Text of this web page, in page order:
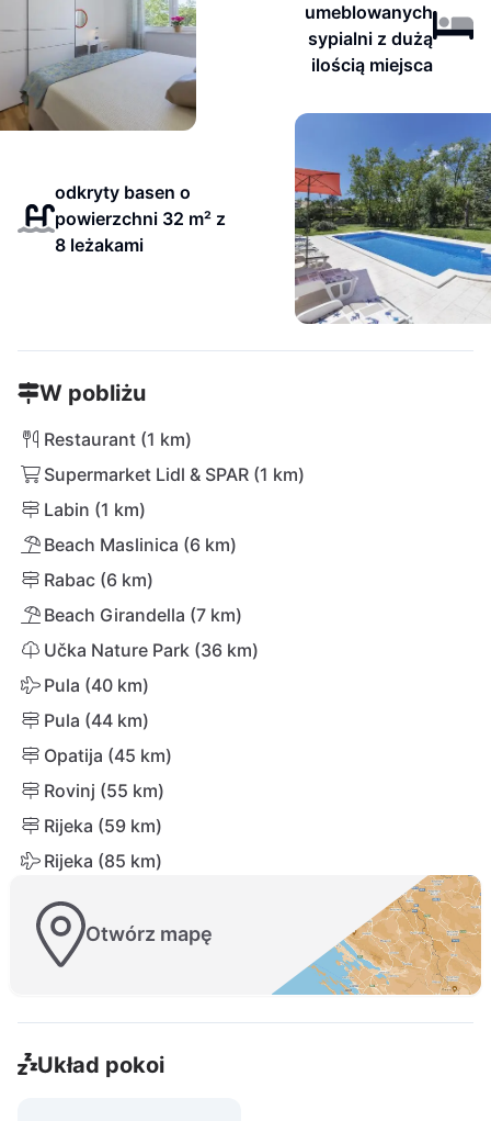
umeblowanych
sypialni z dużą
ilością miejsca
odkryty basen o
powierzchni 32 m² z
8 leżakami
W pobliżu
Restaurant (1 km)
Supermarket Lidl & SPAR (1 km)
Labin (1 km)
Beach Maslinica (6 km)
Rabac (6 km)
Beach Girandella (7 km)
Učka Nature Park (36 km)
Pula (40 km)
Pula (44 km)
Opatija (45 km)
Rovinj (55 km)
Rijeka (59 km)
Rijeka (85 km)
Otwórz mapę
Układ pokoi